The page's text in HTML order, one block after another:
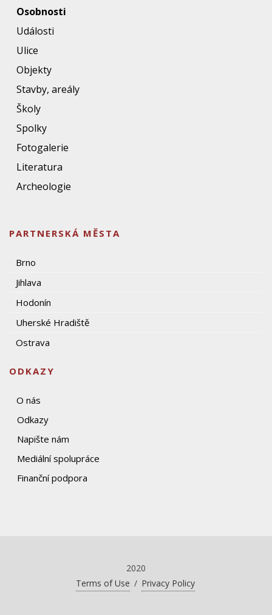
Osobnosti
Události
Ulice
Objekty
Stavby, areály
Školy
Spolky
Fotogalerie
Literatura
Archeologie
PARTNERSKÁ MĚSTA
Brno
Jihlava
Hodonín
Uherské Hradiště
Ostrava
ODKAZY
O nás
Odkazy
Napište nám
Mediální spolupráce
Finanční podpora
2020
Terms of Use / Privacy Policy